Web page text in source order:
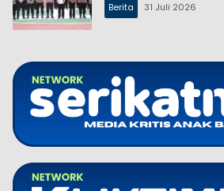
Berita 31 Juli 2026